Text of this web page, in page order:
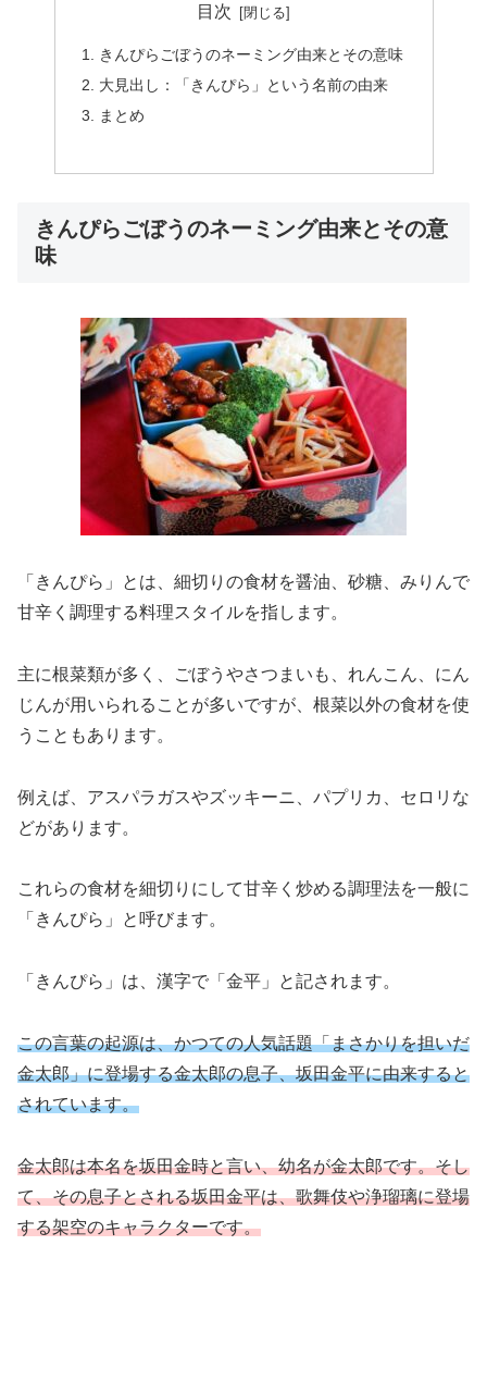
目次
きんぴらごぼうのネーミング由来とその意味
大見出し：「きんぴら」という名前の由来
まとめ
きんぴらごぼうのネーミング由来とその意
味
「きんぴら」とは、細切りの食材を醤油、砂糖、みりんで
甘辛く調理する料理スタイルを指します。
主に根菜類が多く、ごぼうやさつまいも、れんこん、にん
じんが用いられることが多いですが、根菜以外の食材を使
うこともあります。
例えば、アスパラガスやズッキーニ、パプリカ、セロリな
どがあります。
これらの食材を細切りにして甘辛く炒める調理法を一般に
「きんぴら」と呼びます。
「きんぴら」は、漢字で「金平」と記されます。
この言葉の起源は、かつての人気話題「まさかりを担いだ
金太郎」に登場する金太郎の息子、坂田金平に由来すると
されています。
金太郎は本名を坂田金時と言い、幼名が金太郎です。そし
て、その息子とされる坂田金平は、歌舞伎や浄瑠璃に登場
する架空のキャラクターです。